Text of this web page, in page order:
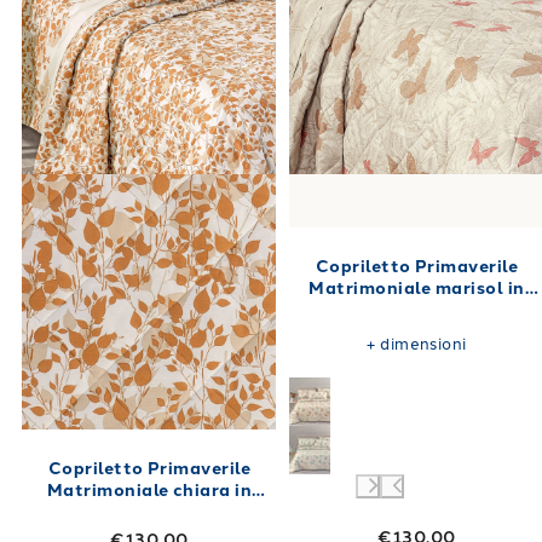
Copriletto Primaverile
Matrimoniale chiara in
Copriletto Primaverile
Matrimoniale marisol in
€130.00
+dimensioni